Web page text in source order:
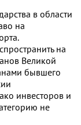
в области
на
на
Великой
бывшего
инвесторов и
не